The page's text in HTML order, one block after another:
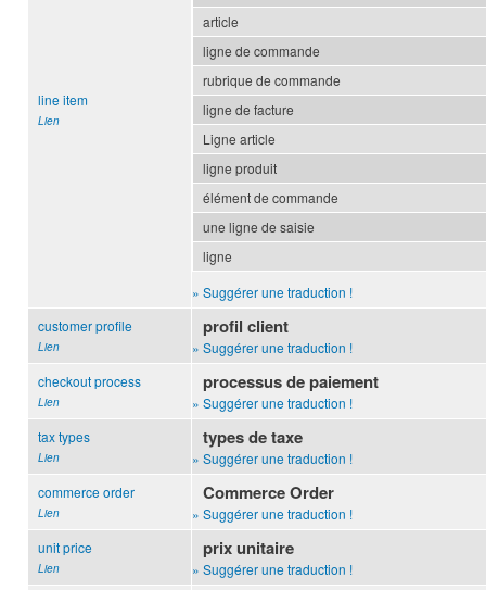
line item
Lien
article
ligne de commande
rubrique de commande
ligne de facture
Ligne article
ligne produit
élément de commande
une ligne de saisie
ligne
» Suggérer une traduction !
customer profile
Lien
profil client
» Suggérer une traduction !
checkout process
Lien
processus de paiement
» Suggérer une traduction !
tax types
Lien
types de taxe
» Suggérer une traduction !
commerce order
Lien
Commerce Order
» Suggérer une traduction !
unit price
Lien
prix unitaire
» Suggérer une traduction !